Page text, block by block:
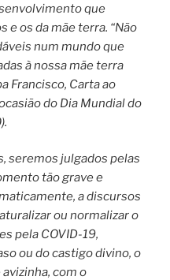
que
e os da mãe terra. “Não
num mundo que
à nossa mãe terra
Francisco, Carta ao
do Dia Mundial do
seremos julgados pelas
tão grave e
a discursos
ou normalizar o
pela COVID-19,
ou do castigo divino, o
com o